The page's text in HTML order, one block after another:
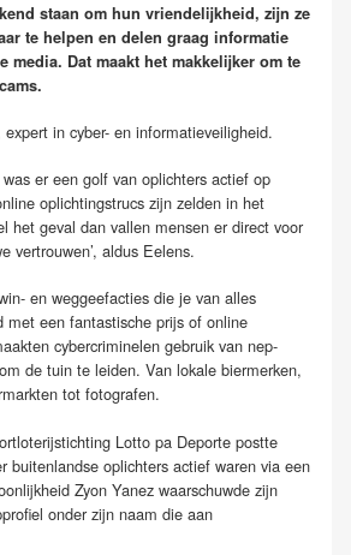
staan om hun vriendelijkheid, zijn ze
te helpen en delen graag informatie
media. Dat maakt het makkelijker om te
in cyber- en informatieveiligheid.
er een golf van oplichters actief op
oplichtingstrucs zijn zelden in het
het geval dan vallen mensen er direct voor
vertrouwen’, aldus Eelens.
en weggeefacties die je van alles
met een fantastische prijs of online
cybercriminelen gebruik van nep-
de tuin te leiden. Van lokale biermerken,
tot fotografen.
Lotto pa Deporte postte
buitenlandse oplichters actief waren via een
Zyon Yanez waarschuwde zijn
onder zijn naam die aan